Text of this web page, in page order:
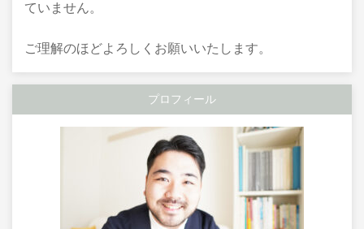
ていません。
ご理解のほどよろしくお願いいたします。
プロフィール